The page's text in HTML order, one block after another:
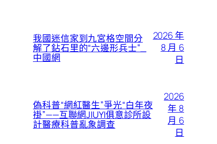
我國迷信家到九宮格空間分
解了鉆石里的“六邊形兵士”_
中國網
2026 年
8 月 6
日
偽科普“網紅醫生”爭光“白年夜
褂”——互聯網JIUYI俱意診所設
計醫療科普亂象調查
2026
年 8
月 6
日